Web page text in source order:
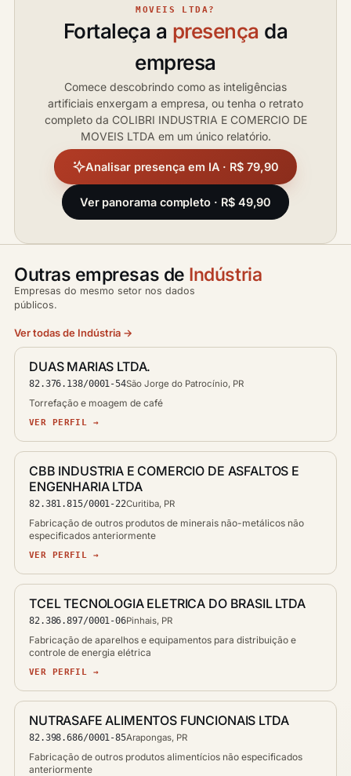
MOVEIS LTDA?
Fortaleça a presença da
empresa
Comece descobrindo como as inteligências
artificiais enxergam a empresa, ou tenha o retrato
completo da COLIBRI INDUSTRIA E COMERCIO DE
MOVEIS LTDA em um único relatório.
Analisar presença em IA · R$ 79,90
Ver panorama completo · R$ 49,90
Outras empresas de Indústria
Empresas do mesmo setor nos dados
públicos.
Ver todas de Indústria →
DUAS MARIAS LTDA.
82.376.138/0001-54São Jorge do Patrocínio, PR
Torrefação e moagem de café
VER PERFIL →
CBB INDUSTRIA E COMERCIO DE ASFALTOS E
ENGENHARIA LTDA
82.381.815/0001-22Curitiba, PR
Fabricação de outros produtos de minerais não-metálicos não
especificados anteriormente
VER PERFIL →
TCEL TECNOLOGIA ELETRICA DO BRASIL LTDA
82.386.897/0001-06Pinhais, PR
Fabricação de aparelhos e equipamentos para distribuição e
controle de energia elétrica
VER PERFIL →
NUTRASAFE ALIMENTOS FUNCIONAIS LTDA
82.398.686/0001-85Arapongas, PR
Fabricação de outros produtos alimentícios não especificados
anteriormente